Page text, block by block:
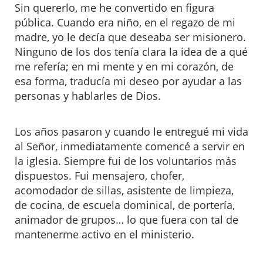
Sin quererlo, me he convertido en figura
pública. Cuando era niño, en el regazo de mi
madre, yo le decía que deseaba ser misionero.
Ninguno de los dos tenía clara la idea de a qué
me refería; en mi mente y en mi corazón, de
esa forma, traducía mi deseo por ayudar a las
personas y hablarles de Dios.
Los años pasaron y cuando le entregué mi vida
al Señor, inmediatamente comencé a servir en
la iglesia. Siempre fui de los voluntarios más
dispuestos. Fui mensajero, chofer,
acomodador de sillas, asistente de limpieza,
de cocina, de escuela dominical, de portería,
animador de grupos… lo que fuera con tal de
mantenerme activo en el ministerio.